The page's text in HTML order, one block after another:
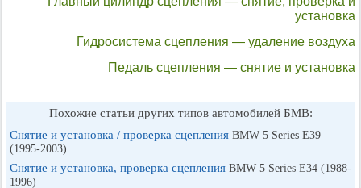
установка
Гидросистема сцепления — удаление воздуха
Педаль сцепления — снятие и установка
Похожие статьи других типов автомобилей БМВ:
Снятие и установка / проверка сцепления BMW 5 Series E39
(1995-2003)
Снятие и установка, проверка сцепления BMW 5 Series E34 (1988-
1996)